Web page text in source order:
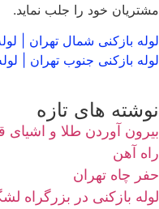
مشتریان خود را جلب نماید.
لوله بازکنی شمال تهران
لوله بازکنی جنوب تهران
نوشته های تازه
بیرون آوردن طلا و
راه‌ آهن
حفر چاه تهران
لوله بازکنی در بزرگراه